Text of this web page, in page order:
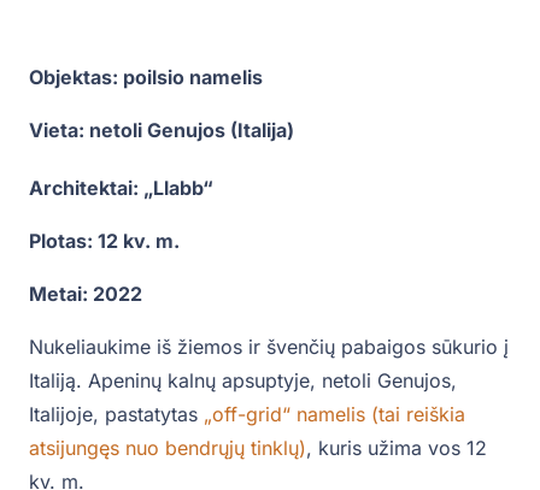
Objektas: poilsio namelis
Vieta: netoli Genujos (Italija)
Architektai: „Llabb“
Plotas: 12 kv. m.
Metai: 2022
Nukeliaukime iš žiemos ir švenčių pabaigos sūkurio į
Italiją. Apeninų kalnų apsuptyje, netoli Genujos,
Italijoje, pastatytas „off-grid“ namelis (tai reiškia
atsijungęs nuo bendrųjų tinklų), kuris užima vos 12
kv. m.